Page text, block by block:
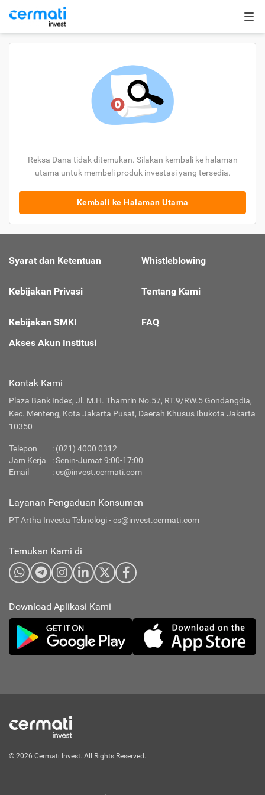
Reksa Dana tidak ditemukan. Silakan kembali ke halaman
utama untuk membeli produk investasi yang tersedia.
Kembali ke Halaman Utama
Syarat dan Ketentuan
Kebijakan Privasi
Kebijakan SMKI
Whistleblowing
Tentang Kami
FAQ
Akses Akun Institusi
Kontak Kami
Plaza Bank Index, Jl. M.H. Thamrin No.57, RT.9/RW.5 Gondangdia,
Kec. Menteng, Kota Jakarta Pusat, Daerah Khusus Ibukota Jakarta
10350
Telepon
: (021) 4000 0312
Jam Kerja
: Senin-Jumat 9:00-17:00
Email
:cs@invest.cermati.com
Layanan Pengaduan Konsumen
PT Artha Investa Teknologi -cs@invest.cermati.com
Temukan Kami di
Download Aplikasi Kami
© 2026 Cermati Invest. All Rights Reserved.